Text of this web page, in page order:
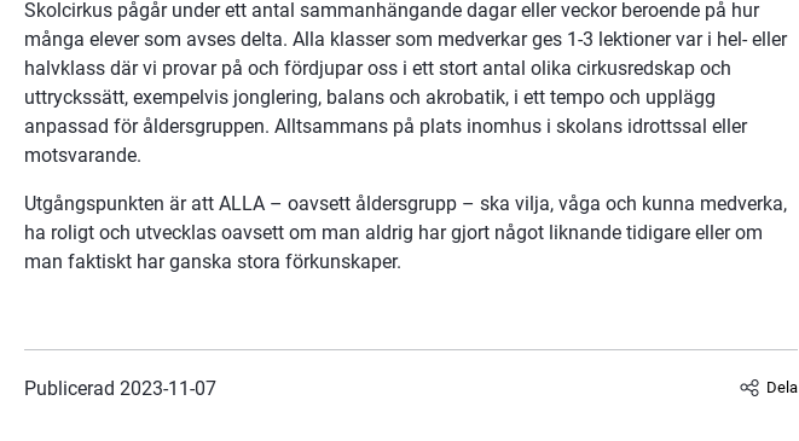
Skolcirkus pågår under ett antal sammanhängande dagar eller veckor beroende på hur
många elever som avses delta. Alla klasser som medverkar ges 1-3 lektioner var i hel- eller
halvklass där vi provar på och fördjupar oss i ett stort antal olika cirkusredskap och
uttryckssätt, exempelvis jonglering, balans och akrobatik, i ett tempo och upplägg
anpassad för åldersgruppen. Alltsammans på plats inomhus i skolans idrottssal eller
motsvarande.
Utgångspunkten är att ALLA – oavsett åldersgrupp – ska vilja, våga och kunna medverka,
ha roligt och utvecklas oavsett om man aldrig har gjort något liknande tidigare eller om
man faktiskt har ganska stora förkunskaper.
Publicerad 2023-11-07 Dela